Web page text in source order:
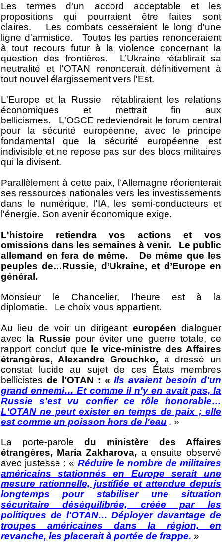
Les termes d'un accord acceptable et les
propositions qui pourraient être faites sont
claires. Les combats cesseraient le long d'une
ligne d'armistice. Toutes les parties renonceraient
à tout recours futur à la violence concernant la
question des frontières. L’Ukraine rétablirait sa
neutralité et l'OTAN renoncerait définitivement à
tout nouvel élargissement vers l'Est.
L'Europe et la Russie rétabliraient les relations
économiques et mettrait fin aux
bellicismes. L'OSCE redeviendrait le forum central
pour la sécurité européenne, avec le principe
fondamental que la sécurité européenne est
indivisible et ne repose pas sur des blocs militaires
qui la divisent.
Parallèlement à cette paix, l’Allemagne réorienterait
ses ressources nationales vers les investissements
dans le numérique, l'IA, les semi-conducteurs et
l'énergie. Son avenir économique exige.
L'histoire retiendra vos actions et vos
omissions dans les semaines à venir. Le public
allemand en fera de même. De même que les
peuples de…Russie, d’Ukraine, et d’Europe en
général.
Monsieur le Chancelier, l'heure est à la
diplomatie. Le choix vous appartient.
Au lieu de voir un dirigeant européen dialoguer
avec la Russie pour éviter une guerre totale, ce
rapport conclut que le vice-ministre des Affaires
étrangères, Alexandre Grouchko, a dressé un
constat lucide au sujet de ces États membres
bellicistes de l'OTAN : « Ils avaient besoin d'un
grand ennemi… Et comme il n'y en avait pas, la
Russie s'est vu confier ce rôle honorable…
L'OTAN ne peut exister en temps de paix ; elle
est comme un poisson hors de l'eau . »
La porte-parole du ministère des Affaires
étrangères, Maria Zakharova, a ensuite observé
avec justesse : « Réduire le nombre de militaires
américains stationnés en Europe serait une
mesure rationnelle, justifiée et attendue depuis
longtemps pour stabiliser une situation
sécuritaire déséquilibrée, créée par les
politiques de l'OTAN… Déployer davantage de
troupes américaines dans la région, en
revanche, les placerait à portée de frappe. »